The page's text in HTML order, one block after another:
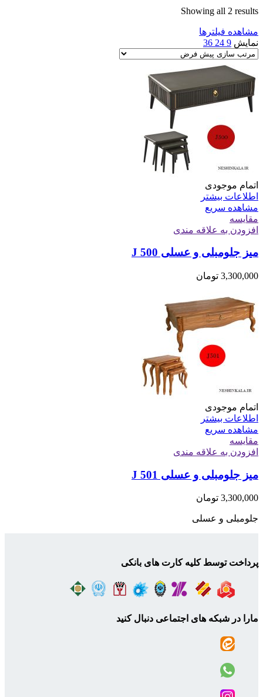
Showing all 2 results
مشاهده فیلترها
نمایش 9
24
36
اتمام موجودی
اطلاعات بیشتر
مشاهده سریع
مقایسه
افزودن به علاقه مندی
میز جلومبلی و عسلی J 500
3,300,000 تومان
اتمام موجودی
اطلاعات بیشتر
مشاهده سریع
مقایسه
افزودن به علاقه مندی
میز جلومبلی و عسلی J 501
3,300,000 تومان
جلومبلی و عسلی
پرداخت توسط کلیه کارت های بانکی
مارا در شبکه های اجتماعی دنبال کنید